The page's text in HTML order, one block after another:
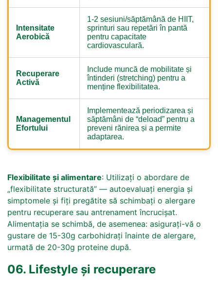
Intensitate
Aerobică
1-2 sesiuni/săptămână de HIIT,
sprinturi sau repetări în pantă
pentru capacitate
cardiovasculară.
Recuperare
Activă
Include muncă de mobilitate și
întinderi (stretching) pentru a
menține flexibilitatea.
Managementul
Efortului
Implementează periodizarea și
săptămâni de “deload” pentru a
preveni rănirea și a permite
adaptarea.
Flexibilitate și alimentare: Utilizați o abordare de
„flexibilitate structurată” — autoevaluați energia și
simptomele și fiți pregătite să schimbați o alergare
pentru recuperare sau antrenament încrucișat.
Alimentația se schimbă, de asemenea: asigurați-vă o
gustare de 15-30g carbohidrați înainte de alergare,
urmată de 20-30g proteine după.
06. Lifestyle și recuperare